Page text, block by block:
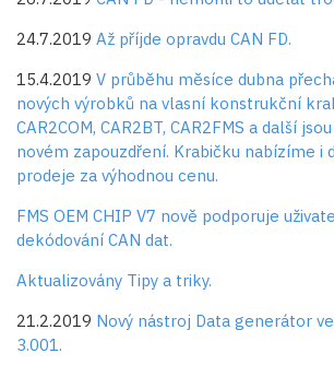
24.7.2019 Až příjde opravdu CAN FD.
15.4.2019 V průběhu měsíce dubna
nových výrobků na vlasní konstrukční
CAR2COM, CAR2BT, CAR2FMS a další
novém zapouzdření. Krabičku nabízíme i
prodeje za výhodnou cenu.
FMS OEM CHIP V7 nově podporuje
dekódování CAN dat.
Aktualizovány Tipy a triky.
21.2.2019 Nový nástroj Data generátor
3.001.